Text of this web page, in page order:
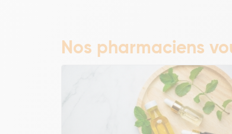
Nos pharmaciens